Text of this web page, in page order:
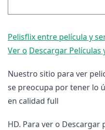
Pelisflix entre película y
Ver o Descargar Películas
Nuestro sitio para ver
se preocupa por tener lo
en calidad full
HD. Para ver o Descargar